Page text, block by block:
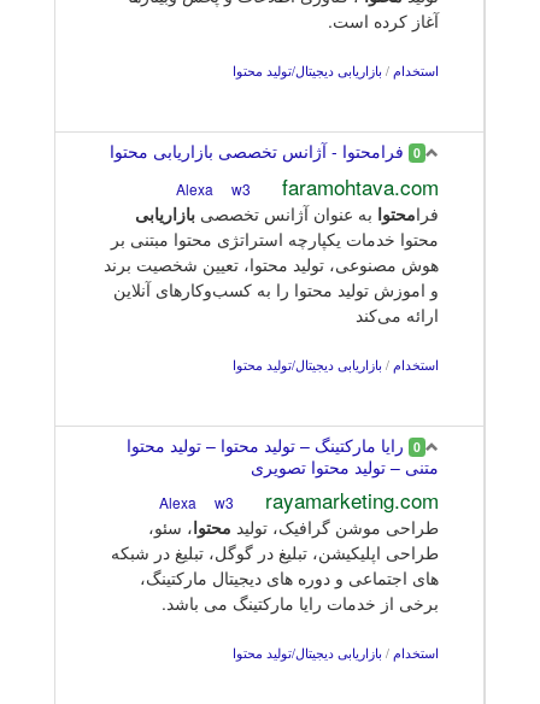
آغاز کرده است.
استخدام / بازاریابی دیجیتال/تولید محتوا
0 فرامحتوا - آژانس تخصصی بازاریابی محتوا
faramohtava.com
w3
فرامحتوا به عنوان آژانس تخصصی بازاریابی
محتوا خدمات یکپارچه استراتژی محتوا مبتنی بر
هوش مصنوعی، تولید محتوا، تعیین شخصیت برند
و اموزش تولید محتوا را به کسب‌وکارهای آنلاین
ارائه می‌کند
استخدام / بازاریابی دیجیتال/تولید محتوا
0 رایا مارکتینگ – تولید محتوا – تولید محتوا
متنی – تولید محتوا تصویری
rayamarketing.com
w3
طراحی موشن گرافیک، تولید محتوا، سئو،
طراحی اپلیکیشن، تبلیغ در گوگل، تبلیغ در شبکه
های اجتماعی و دوره های دیجیتال مارکتینگ،
برخی از خدمات رایا مارکتینگ می باشد.
استخدام / بازاریابی دیجیتال/تولید محتوا